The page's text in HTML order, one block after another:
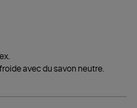
avec du savon neutre.